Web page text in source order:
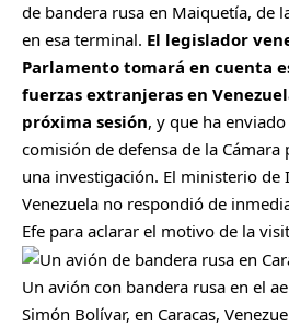
de bandera rusa en Maiquetía, de
en esa terminal. El legislador
Parlamento tomará en cuenta
fuerzas extranjeras en
próxima sesión, y que ha
comisión de defensa de la
una investigación. El ministerio de
Venezuela no respondió de
Efe para aclarar el motivo de la
Un avión con bandera rusa en el
Simón Bolívar, en Caracas,